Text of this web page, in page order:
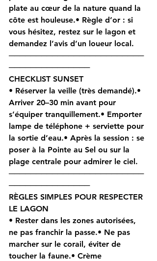
plate au cœur de la nature quand la
côte est houleuse.• Règle d’or : si
vous hésitez, restez sur le lagon et
demandez l’avis d’un loueur local.
─────────────────────────
───────────────
CHECKLIST SUNSET
• Réserver la veille (très demandé).•
Arriver 20–30 min avant pour
s’équiper tranquillement.• Emporter
lampe de téléphone + serviette pour
la sortie d’eau.• Après la session : se
poser à la Pointe au Sel ou sur la
plage centrale pour admirer le ciel.
─────────────────────────
───────────────
RÈGLES SIMPLES POUR RESPECTER
LE LAGON
• Rester dans les zones autorisées,
ne pas franchir la passe.• Ne pas
marcher sur le corail, éviter de
toucher la faune.• Crème